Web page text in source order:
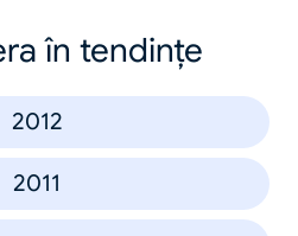
în tendințe
2012
2011